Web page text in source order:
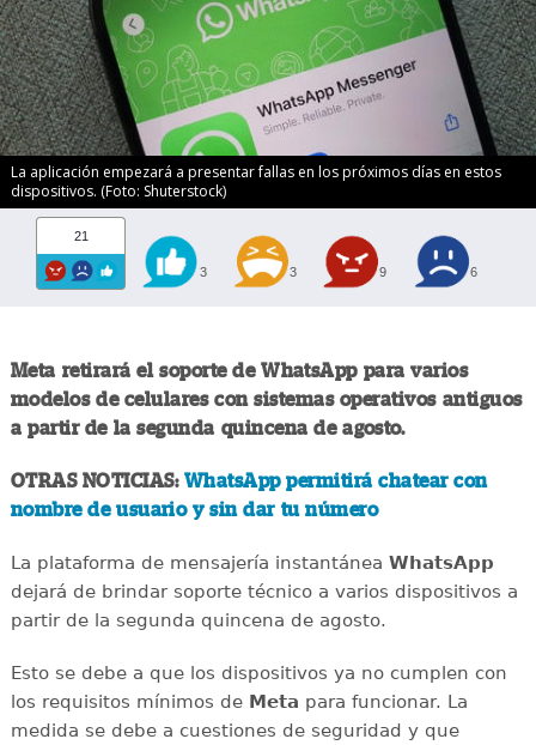
La aplicación empezará a presentar fallas en los próximos días en estos
dispositivos. (Foto: Shuterstock)
21
3 3 9 6
Meta retirará el soporte de WhatsApp para varios
modelos de celulares con sistemas operativos antiguos
a partir de la segunda quincena de agosto.
OTRAS NOTICIAS: WhatsApp permitirá chatear con
nombre de usuario y sin dar tu número
La plataforma de mensajería instantánea WhatsApp
dejará de brindar soporte técnico a varios dispositivos a
partir de la segunda quincena de agosto.
Esto se debe a que los dispositivos ya no cumplen con
los requisitos mínimos de Meta para funcionar. La
medida se debe a cuestiones de seguridad y que